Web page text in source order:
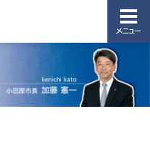
メニュー